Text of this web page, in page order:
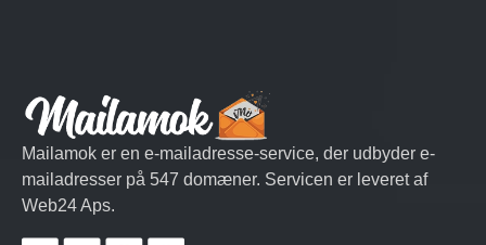
Mailamok er en e-mailadresse-service, der udbyder e-
mailadresser på 547 domæner. Servicen er leveret af
Web24 Aps.